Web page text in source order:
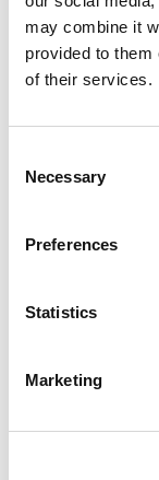
may combine it
provided to them
of their services.
Selection
Necessary
Preferences
Statistics
Marketing
Króliczek